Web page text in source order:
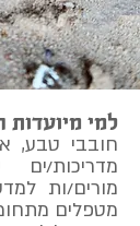
למי מיועדות
חובבי טבע,
מדריכות/ים
מורים/ות
מטפלים